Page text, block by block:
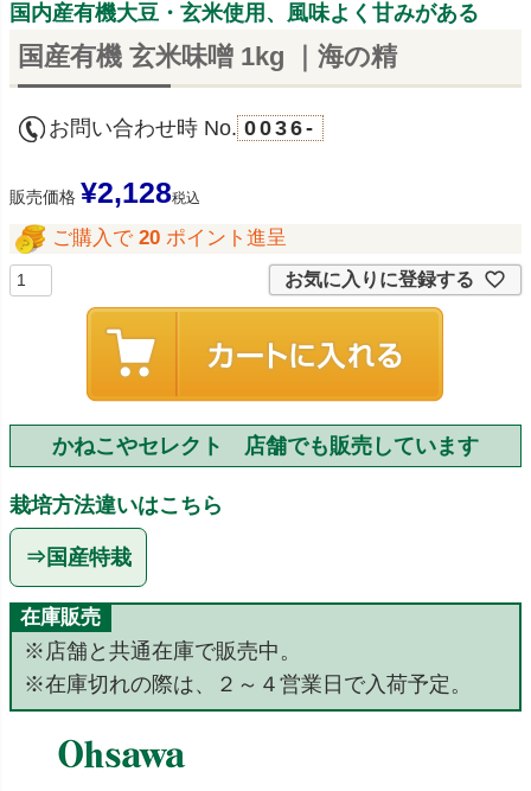
国内産有機大豆・玄米使用、風味よく甘みがある
国産有機 玄米味噌 1kg ｜海の精
お問い合わせ時 No. 0036-
販売価格 ¥2,128税込
ご購入で 20 ポイント進呈
お気に入りに登録する
かねこやセレクト 店舗でも販売しています
栽培方法違いはこちら
⇒国産特栽
在庫販売
※店舗と共通在庫で販売中。
※在庫切れの際は、２～４営業日で入荷予定。